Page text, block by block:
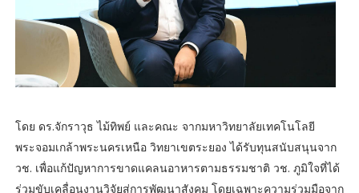
โดย ดร.จักราวุธ ไม้ทิพย์ และคณะ จากมหาวิทยาลัยเทคโนโลยี
พระจอมเกล้าพระนครเหนือ วิทยาเขตระยอง ได้รับทุนสนับสนุนจาก
วช. เพื่อแก้ปัญหาการขาดแคลนอาหารตามธรรมชาติ วช. ภูมิใจที่ได้
ร่วมขับเคลื่อนงานวิจัยสู่การพัฒนาสังคม โดยเฉพาะความร่วมมือจาก